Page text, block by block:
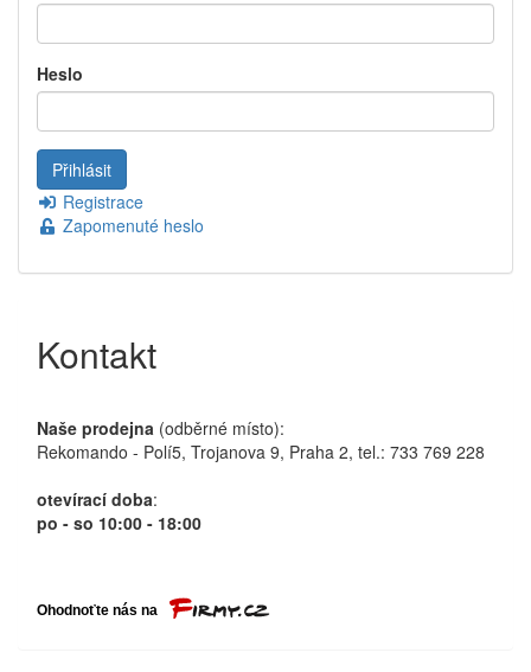
Heslo
Registrace
Zapomenuté heslo
Kontakt
Naše prodejna (odběrné místo):
Rekomando - Polí5, Trojanova 9, Praha 2, tel.: 733 769 228
otevírací doba:
po - so 10:00 - 18:00